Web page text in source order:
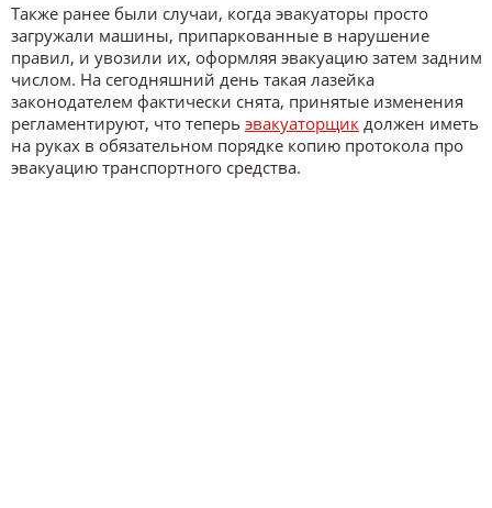
Также ранее были случаи, когда эвакуаторы просто
загружали машины, припаркованные в нарушение
правил, и увозили их, оформляя эвакуацию затем задним
числом. На сегодняшний день такая лазейка
законодателем фактически снята, принятые изменения
регламентируют, что теперь эвакуаторщик должен иметь
на руках в обязательном порядке копию протокола про
эвакуацию транспортного средства.